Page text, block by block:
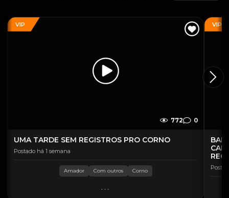
VIP
772 0
UMA TARDE SEM REGISTROS PRO CORNO
Postado há 1 semana
Amador Com outros Corno
...
VIP